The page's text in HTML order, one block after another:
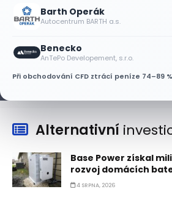
Barth Operák
Autocentrum BARTH a.s.
Benecko
AnTePo Developement, s.r.o.
Při obchodování CFD ztrácí peníze 74–89
Lisa Su zlehčuje
6 SRPNA, 2026
Alternativní
Base Power získal
rozvoj domácích
4 SRPNA, 2026